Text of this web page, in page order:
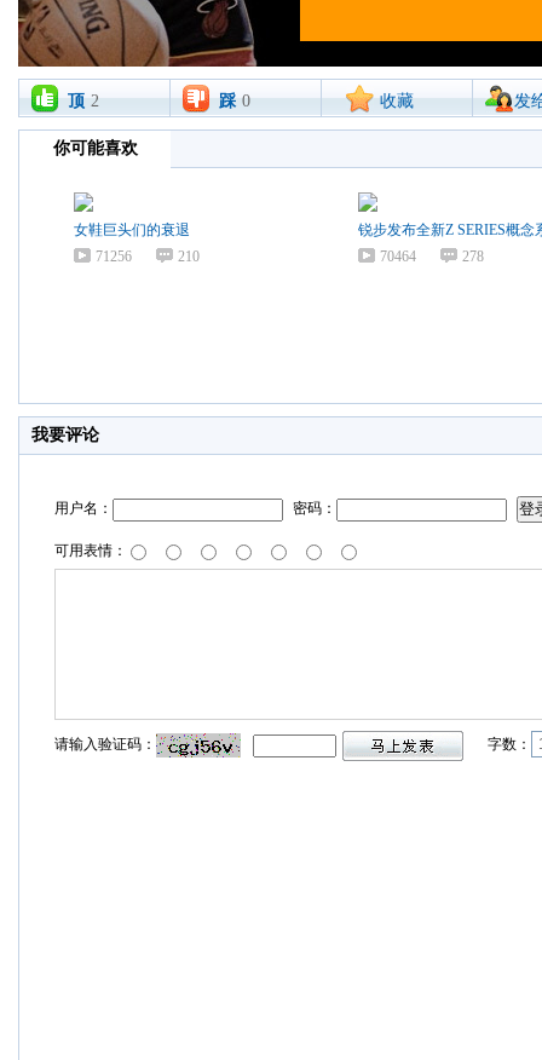
顶 2 踩 0 收藏 发
你可能喜欢
女鞋巨头们的衰退
71256
210
锐步发布全新Z SERIES概念
70464
278
我要评论
用户名： 密码：
可用表情：
请输入验证码： 字数：